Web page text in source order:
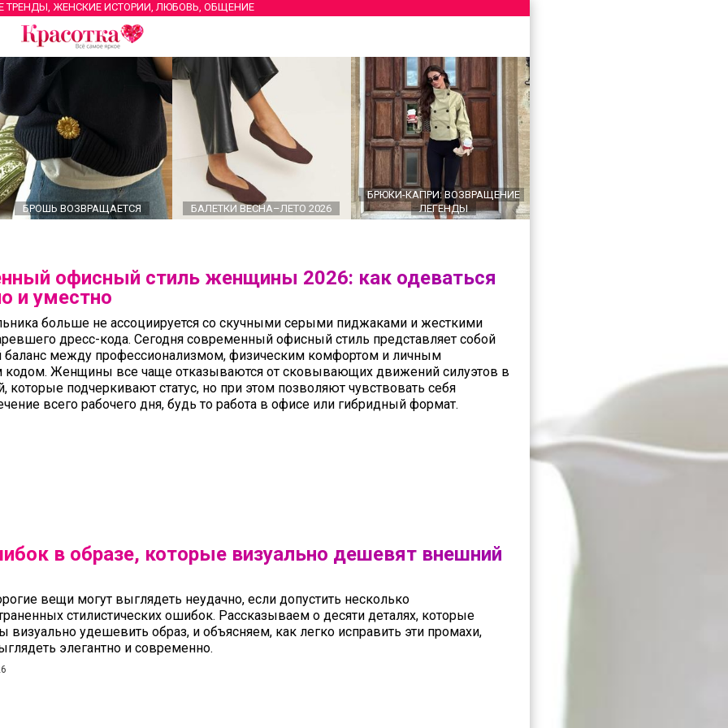
ТРЕНДЫ, ЖЕНСКИЕ ИСТОРИИ, ЛЮБОВЬ, ОБЩЕНИЕ
БРОШЬ ВОЗВРАЩАЕТСЯ БАЛЕТКИ ВЕСНА–ЛЕТО 2026
БРЮКИ-КАПРИ: ВОЗВРАЩЕНИЕ
ЛЕГЕНДЫ
офисный стиль женщины 2026: как одеваться
и уместно
больше не ассоциируется со скучными серыми пиджаками и жесткими
дресс-кода. Сегодня современный офисный стиль представляет собой
баланс между профессионализмом, физическим комфортом и личным
кодом. Женщины все чаще отказываются от сковывающих движений силуэтов в
которые подчеркивают статус, но при этом позволяют чувствовать себя
всего рабочего дня, будь то работа в офисе или гибридный формат.
в образе, которые визуально дешевят внешний
вещи могут выглядеть неудачно, если допустить несколько
стилистических ошибок. Рассказываем о десяти деталях, которые
визуально удешевить образ, и объясняем, как легко исправить эти промахи,
элегантно и современно.